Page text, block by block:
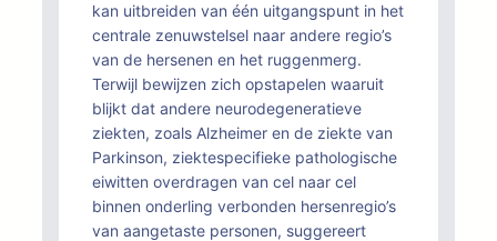
kan uitbreiden van één uitgangspunt in het
centrale zenuwstelsel naar andere regio’s
van de hersenen en het ruggenmerg.
Terwijl bewijzen zich opstapelen waaruit
blijkt dat andere neurodegeneratieve
ziekten, zoals Alzheimer en de ziekte van
Parkinson, ziektespecifieke pathologische
eiwitten overdragen van cel naar cel
binnen onderling verbonden hersenregio’s
van aangetaste personen, suggereert